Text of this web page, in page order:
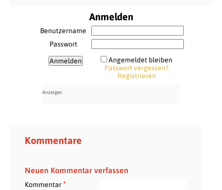
Anmelden
Benutzername
Passwort
Angemeldet bleiben
Passwort vergessen?
Registrieren
Kommentare
Neuen Kommentar verfassen
Kommentar*